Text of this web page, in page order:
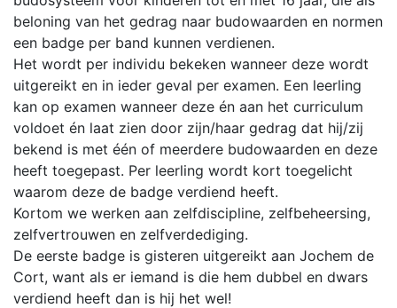
beloning van het gedrag naar budowaarden en normen
een badge per band kunnen verdienen.
Het wordt per individu bekeken wanneer deze wordt
uitgereikt en in ieder geval per examen. Een leerling
kan op examen wanneer deze én aan het curriculum
voldoet én laat zien door zijn/haar gedrag dat hij/zij
bekend is met één of meerdere budowaarden en deze
heeft toegepast. Per leerling wordt kort toegelicht
waarom deze de badge verdiend heeft.
Kortom we werken aan zelfdiscipline, zelfbeheersing,
zelfvertrouwen en zelfverdediging.
De eerste badge is gisteren uitgereikt aan Jochem de
Cort, want als er iemand is die hem dubbel en dwars
verdiend heeft dan is hij het wel!